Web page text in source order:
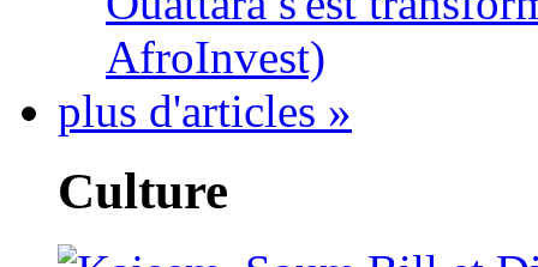
AfroInvest)
plus d'articles »
Culture